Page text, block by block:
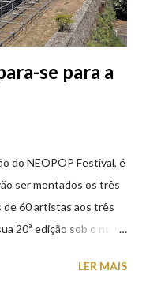
se para a
do NEOPOP Festival, é
ser montados os três
de 60 artistas aos três
20ª edição sob o nome
atrai milhares de
LER MAIS